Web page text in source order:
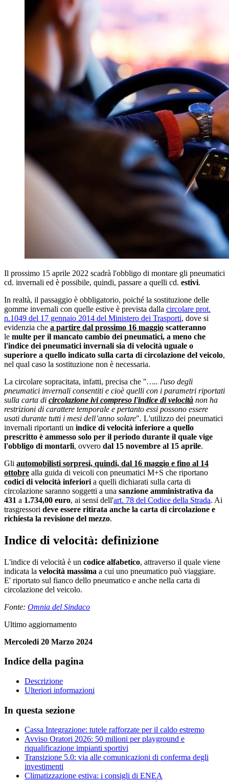
Il prossimo 15 aprile 2022 scadrà l'obbligo di montare gli pneumatici
cd. invernali ed è possibile, quindi, passare a quelli cd. estivi.
In realtà, il passaggio è obbligatorio, poiché la sostituzione delle
gomme invernali con quelle estive è prevista dalla circolare prot.
n.1049 del 17 gennaio 2014 del Ministero dei Trasporti, dove si
evidenzia che a partire dal prossimo 16 maggio scatteranno
le multe per il mancato cambio dei pneumatici, a meno che
l'indice dei pneumatici invernali sia di velocità uguale o
superiore a quello indicato sulla carta di circolazione del veicolo,
nel qual caso la sostituzione non è necessaria.
La circolare sopracitata, infatti, precisa che "….. l'uso degli
pneumatici invernali consentiti e cioè quelli con i parametri riportati
sulla carta di circolazione ivi compreso l'indice di velocità non ha
restrizioni di carattere temporale e pertanto essi possono essere
usati durante tutti i mesi dell’anno solare". L'utilizzo dei pneumatici
invernali riportanti un indice di velocità inferiore a quello
prescritto è ammesso solo per il periodo durante il quale vige
l'obbligo di montarli, ovvero dal 15 novembre al 15 aprile.
Gli automobilisti sorpresi, quindi, dal 16 maggio e fino al 14
ottobre alla guida di veicoli con pneumatici M+S che riportano
codici di velocità inferiori a quelli dichiarati sulla carta di
circolazione saranno soggetti a una sanzione amministrativa da
431 a 1.734,00 euro, ai sensi dell'art. 78 del Codice della Strada. Ai
trasgressori deve essere ritirata anche la carta di circolazione e
richiesta la revisione del mezzo.
Indice di velocità: definizione
L'indice di velocità è un codice alfabetico, attraverso il quale viene
indicata la velocità massima a cui uno pneumatico può viaggiare.
E' riportato sul fianco dello pneumatico e anche nella carta di
circolazione del veicolo.
Fonte: Omnia del Sindaco
Ultimo aggiornamento
Mercoledi 20 Marzo 2024
Indice della pagina
Descrizione
Ulteriori informazioni
In questa sezione
Cassa Integrazione: tutele rafforzate per il caldo estremo
Avviso Oratori 2026: 50 milioni per playground e
riqualificazione impianti sportivi
Transizione 5.0: via alle comunicazioni di conferma degli
investimenti
Climatizzazione estiva: i consigli di ENEA